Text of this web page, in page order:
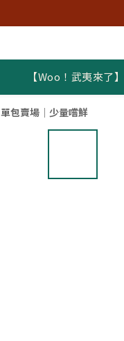
【Woo！武夷來了
單包賣場｜少量嚐鮮